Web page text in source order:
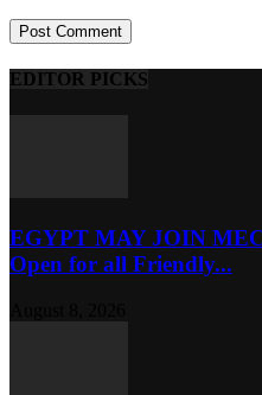
EDITOR PICKS
EGYPT MAY JOIN
Open for all Friendly...